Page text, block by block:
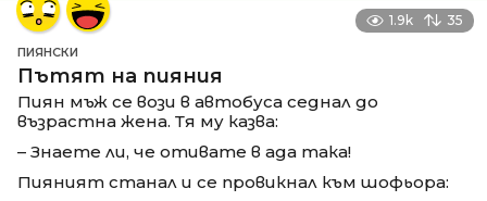
1.9k 35
ПИЯНСКИ
Пътят на пияния
Пиян мъж се вози в автобуса седнал до
възрастна жена. Тя му казва:
– Знаете ли, че отивате в ада така!
Пияният станал и се провикнал към шофьора: